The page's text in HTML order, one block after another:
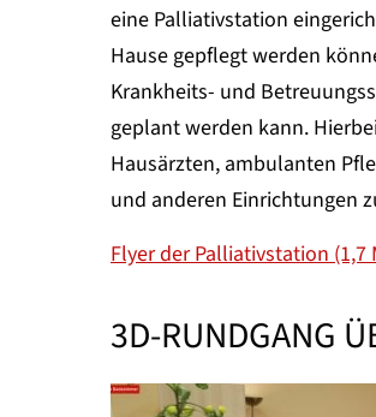
eine Palliativstation
Hause gepflegt werden
Krankheits- und
geplant werden kann.
Hausärzten, ambulanten
und anderen Einrichtungen
Flyer der Palliativstation (1,7
3D-RUNDGANG